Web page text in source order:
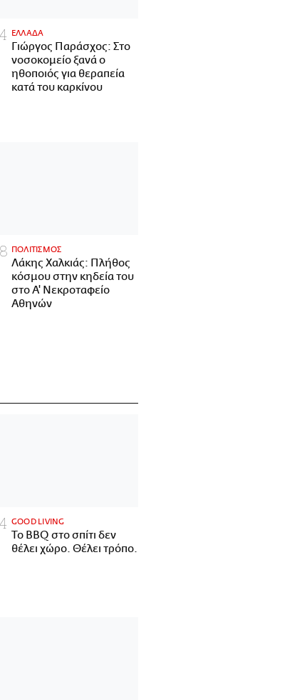
ΕΛΛΑΔΑ
Γιώργος Παράσχος: Στο
νοσοκομείο ξανά ο
ηθοποιός για θεραπεία
κατά του καρκίνου
ΠΟΛΙΤΙΣΜΟΣ
Λάκης Χαλκιάς: Πλήθος
κόσμου στην κηδεία του
στο Α' Νεκροταφείο
Αθηνών
GOOD LIVING
Το BBQ στο σπίτι δεν
θέλει χώρο. Θέλει τρόπο.